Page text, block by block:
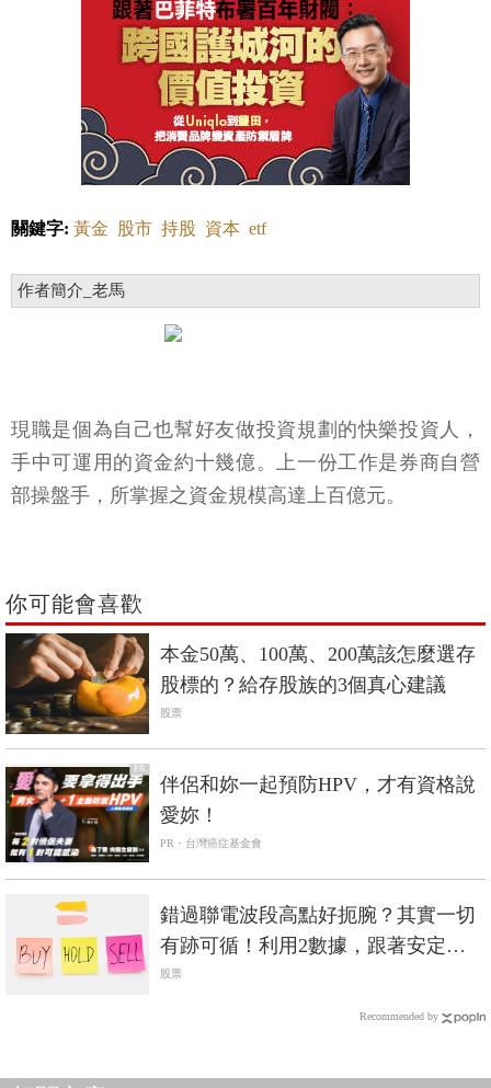
關鍵字: 黃金 股市 持股 資本 etf
作者簡介_老馬
現職是個為自己也幫好友做投資規劃的快樂投資人，
手中可運用的資金約十幾億。上一份工作是券商自營
部操盤手，所掌握之資金規模高達上百億元。
你可能會喜歡
本金50萬、100萬、200萬該怎麼選存
股標的？給存股族的3個真心建議
股票
PR
伴侶和妳一起預防HPV，才有資格說
愛妳！
PR・台灣癌症基金會
錯過聯電波段高點好扼腕？其實一切
有跡可循！利用2數據，跟著安定買
盤做多勝率大
股票
Recommended by